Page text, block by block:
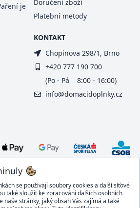
se používají soubory cookies a další síťové
také sloužit ke zpracování dalších osobních
naše stránky, jaký obsah Vás zajímá a také
je
Doručení zboží
Platební metody
KONTAKT
Chopinova 298/1, Brno
+420 777 190 700
(Po - Pá 8:00 - 16:00)
info@domacidoplnky.cz